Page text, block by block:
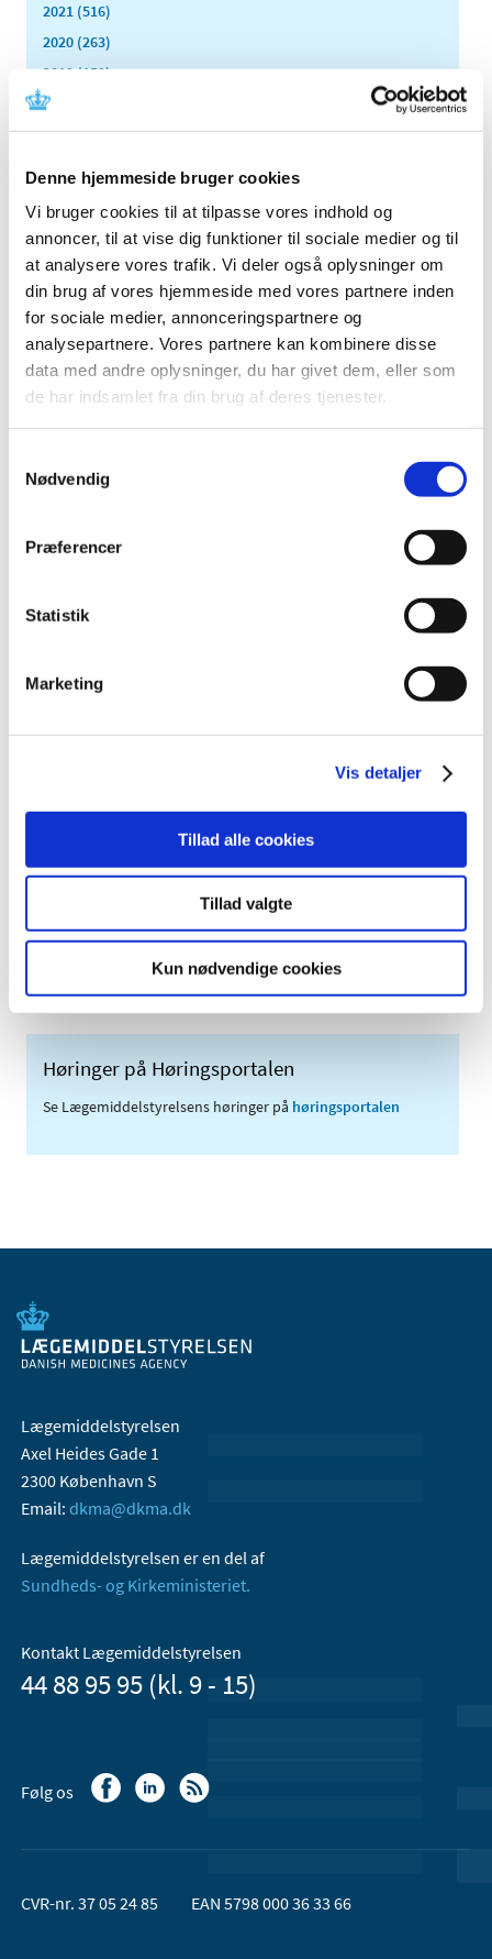
Denne hjemmeside bruger cookies
Vi bruger cookies til at tilpasse vores indhold og
annoncer, til at vise dig funktioner til sociale medier og til
at analysere vores trafik. Vi deler også oplysninger om
din brug af vores hjemmeside med vores partnere inden
for sociale medier, annonceringspartnere og
analysepartnere. Vores partnere kan kombinere disse
data med andre oplysninger, du har givet dem, eller som
de har indsamlet fra din brug af deres tjenester.
Nødvendig
Præferencer
Statistik
Marketing
Vis detaljer
Tillad alle cookies
Tillad valgte
Kun nødvendige cookies
2021 (516)
2020 (263)
2019 (159)
2018 (150)
2017 (167)
2014 (44)
2013 (49)
2012 (44)
2011 (13)
november (1)
oktober (2)
september (2)
august (2)
juni (1)
marts (1)
2010 (7)
2007 (3)
2006 (9)
Meddelelser om forsyning af medicin til mennesker og dyr
Sikkerhedsmeddelelser om medicinsk udstyr
Høringer på Høringsportalen
Se Lægemiddelstyrelsens høringer på høringsportalen
Lægemiddelstyrelsen
Axel Heides Gade 1
2300 København S
Email: dkma@dkma.dk
Lægemiddelstyrelsen er en del af
Sundheds- og Kirkeministeriet.
Kontakt Lægemiddelstyrelsen
44 88 95 95 (kl. 9 - 15)
Følg os
CVR-nr. 37 05 24 85 EAN 5798 000 36 33 66